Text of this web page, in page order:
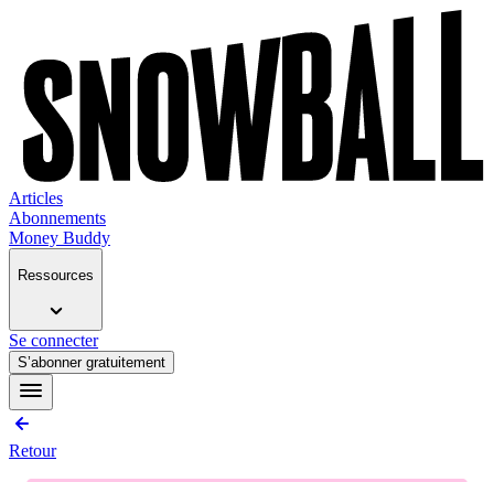
Articles
Abonnements
Money Buddy
Ressources
Se connecter
S’abonner gratuitement
Retour